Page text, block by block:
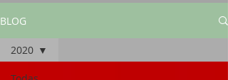
BLOG
2020